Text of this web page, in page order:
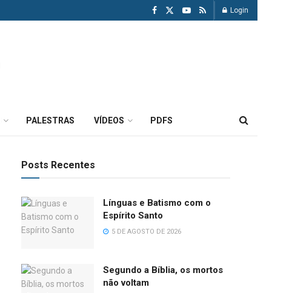
Login
PALESTRAS VÍDEOS PDFS
Posts Recentes
Línguas e Batismo com o
Espírito Santo
5 DE AGOSTO DE 2026
Segundo a Bíblia, os mortos
não voltam